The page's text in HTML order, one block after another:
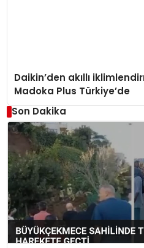
Daikin’den akıllı
Madoka Plus Türkiye’de
Son Dakika